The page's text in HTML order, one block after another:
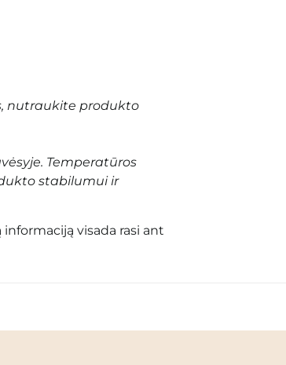
nutraukite produkto
Temperatūros
stabilumui ir
visada rasi ant